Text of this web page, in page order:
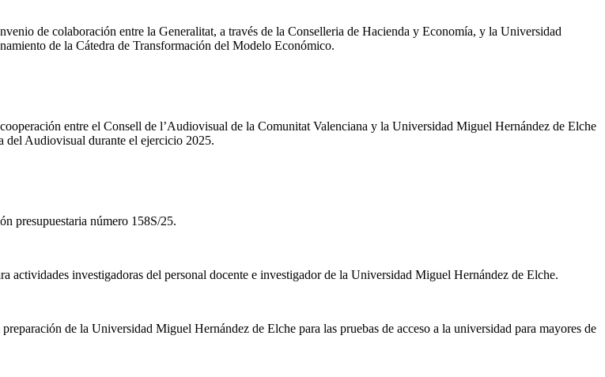
de colaboración entre la Generalitat, a través de la Conselleria de Hacienda y Economía, y la Universidad
de la Cátedra de Transformación del Modelo Económico.
entre el Consell de l’Audiovisual de la Comunitat Valenciana y la Universidad Miguel Hernández de Elche
del Audiovisual durante el ejercicio 2025.
presupuestaria número 158S/25.
actividades investigadoras del personal docente e investigador de la Universidad Miguel Hernández de Elche.
de la Universidad Miguel Hernández de Elche para las pruebas de acceso a la universidad para mayores de